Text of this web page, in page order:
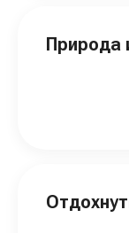
Природа